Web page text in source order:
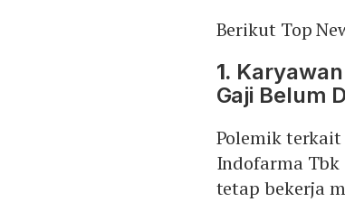
Berikut Top
1.
Gaji Belum
Polemik
Indofarma
tetap bekerja